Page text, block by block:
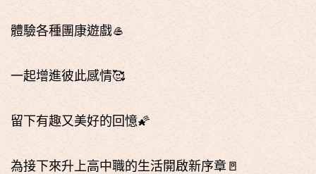
體驗各種團康遊戲🥌
一起增進彼此感情🥰
留下有趣又美好的回憶🌠
為接下來升上高中職的生活開啟新序章🚪